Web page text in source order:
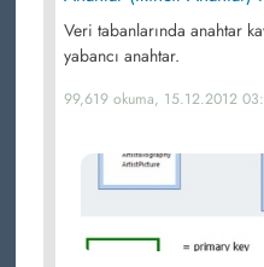
Veri tabanlarında anahtar
yabancı anahtar.
99,619 okuma, 15.12.2012